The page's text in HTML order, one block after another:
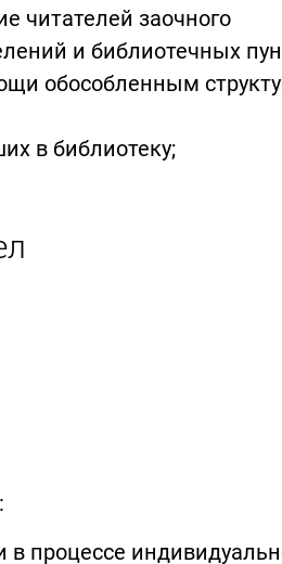
читателей заочного
и библиотечных
обособленным
в библиотеку;
в процессе